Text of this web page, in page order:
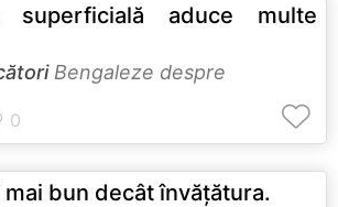
superficială aduce multe
Bengaleze despre
bun decât învăţătura.